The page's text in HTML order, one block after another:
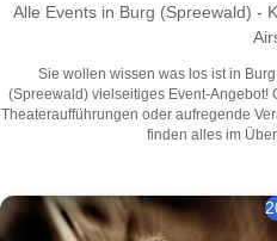
Alle Events in Burg (Spreewald) -
Sie wollen wissen was los ist in
(Spreewald) vielseitiges Event-Angebot!
Theateraufführungen oder aufregende
finden alles im